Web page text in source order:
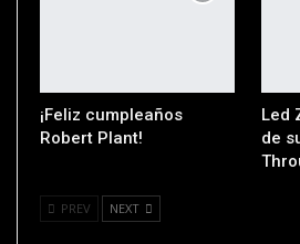
¡Feliz cumpleaños
Robert Plant!
Led
de
PREV NEXT